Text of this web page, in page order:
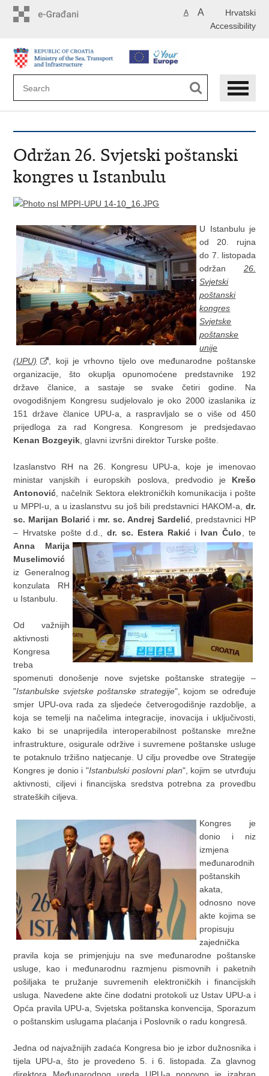
Hrvatski
A A
Accessibility
Održan 26. Svjetski poštanski
kongres u Istanbulu
U Istanbulu je
od 20. rujna
do 7. listopada
održan 26.
Svjetski
poštanski
kongres
Svjetske
poštanske
unije
(UPU)
, koji je vrhovno tijelo ove međunarodne poštanske
organizacije, što okuplja opunomoćene predstavnike 192
države članice, a sastaje se svake četiri godine. Na
ovogodišnjem Kongresu sudjelovalo je oko 2000 izaslanika iz
151 države članice UPU-a, a raspravljalo se o više od 450
prijedloga za rad Kongresa. Kongresom je predsjedavao
Kenan Bozgeyik, glavni izvršni direktor Turske pošte.
Izaslanstvo RH na 26. Kongresu UPU-a, koje je imenovao
ministar vanjskih i europskih poslova, predvodio je Krešo
Antonović, načelnik Sektora elektroničkih komunikacija i pošte
u MPPI-u, a u izaslanstvu su još bili predstavnici HAKOM-a, dr.
sc. Marijan Bolarić i mr. sc. Andrej Sardelić, predstavnici HP
– Hrvatske pošte d.d., dr. sc. Estera Rakić i Ivan Čulo, te
Anna Marija
Muselimović
iz Generalnog
konzulata RH
u Istanbulu.
Od važnijih
aktivnosti
Kongresa
treba
spomenuti donošenje nove svjetske poštanske strategije –
"Istanbulske svjetske poštanske strategije", kojom se određuje
smjer UPU-ova rada za sljedeće četverogodišnje razdoblje, a
koja se temelji na načelima integracije, inovacija i uključivosti,
kako bi se unaprijedila interoperabilnost poštanske mrežne
infrastrukture, osigurale održive i suvremene poštanske usluge
te potaknulo tržišno natjecanje. U cilju provedbe ove Strategije
Kongres je donio i "Istanbulski poslovni plan", kojim se utvrđuju
aktivnosti, ciljevi i financijska sredstva potrebna za provedbu
strateških ciljeva.
Kongres je
donio i niz
izmjena
međunarodnih
poštanskih
akata,
odnosno nove
akte kojima se
propisuju
zajednička
pravila koja se primjenjuju na sve međunarodne poštanske
usluge, kao i međunarodnu razmjenu pismovnih i paketnih
pošiljaka te pružanje suvremenih elektroničkih i financijskih
usluga. Navedene akte čine dodatni protokoli uz Ustav UPU-a i
Opća pravila UPU-a, Svjetska poštanska konvencija, Sporazum
o poštanskim uslugama plaćanja i Poslovnik o radu kongresā.
Jedna od najvažnijih zadaća Kongresa bio je izbor dužnosnika i
tijela UPU-a, što je provedeno 5. i 6. listopada. Za glavnog